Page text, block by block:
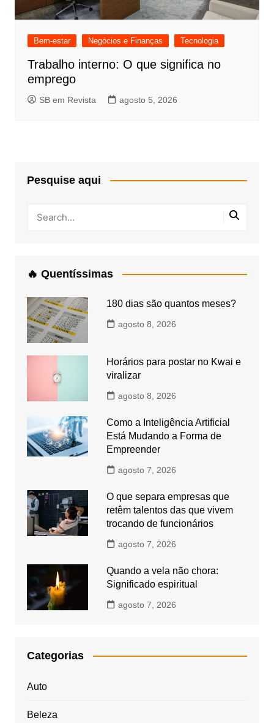
Bem-estar Negócios e Finanças Tecnologia
Trabalho interno: O que significa no
emprego
SB em Revista agosto 5, 2026
Pesquise aqui
🔥 Quentíssimas
180 dias são quantos meses?
agosto 8, 2026
Horários para postar no Kwai e
viralizar
agosto 8, 2026
Como a Inteligência Artificial
Está Mudando a Forma de
Empreender
agosto 7, 2026
O que separa empresas que
retêm talentos das que vivem
trocando de funcionários
agosto 7, 2026
Quando a vela não chora:
Significado espiritual
agosto 7, 2026
Categorias
Auto
Beleza